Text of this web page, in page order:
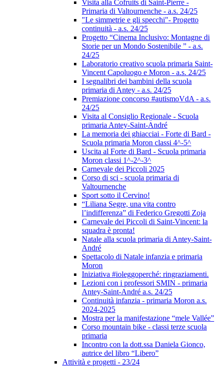
Visita alla Cofruits di Saint-Pierre -
Primaria di Valtournenche - a.s. 24/25
"Le simmetrie e gli specchi"- Progetto
continuità - a.s. 24/25
Progetto “Cinema Inclusivo: Montagne di
Storie per un Mondo Sostenibile ” - a.s.
24/25
Laboratorio creativo scuola primaria Saint-
Vincent Capoluogo e Moron - a.s. 24/25
I segnalibri dei bambini della scuola
primaria di Antey - a.s. 24/25
Premiazione concorso #autismoVdA - a.s.
24/25
Visita al Consiglio Regionale - Scuola
primaria Antey-Saint-André
La memoria dei ghiacciai - Forte di Bard -
Scuola primaria Moron classi 4^-5^
Uscita al Forte di Bard - Scuola primaria
Moron classi 1^-2^-3^
Carnevale dei Piccoli 2025
Corso di sci - scuola primaria di
Valtournenche
Sport sotto il Cervino!
“Liliana Segre, una vita contro
l’indifferenza” di Federico Gregotti Zoja
Carnevale dei Piccoli di Saint-Vincent: la
squadra è pronta!
Natale alla scuola primaria di Antey-Saint-
André
Spettacolo di Natale infanzia e primaria
Moron
Iniziativa #ioleggoperché: ringraziamenti.
Lezioni con i professori SMIN - primaria
Antey-Saint-André a.s. 24/25
Continuità infanzia - primaria Moron a.s.
2024-2025
Mostra per la manifestazione “mele Vallée”
Corso mountain bike - classi terze scuola
primaria
Incontro con la dott.ssa Daniela Gionco,
autrice del libro “Libero”
Attività e progetti - 23/24